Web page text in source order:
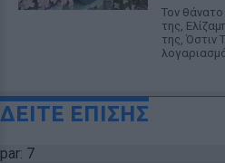
Τον
της,
της, Όστιν
ΔΕΙΤΕ ΕΠΙΣΗΣ
par: 7